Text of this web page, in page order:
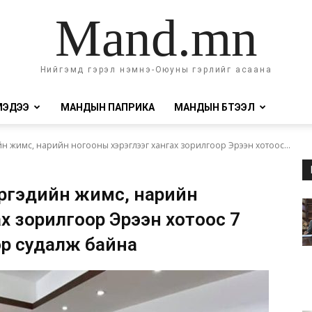
Mand.mn
Нийгэмд гэрэл нэмнэ-Оюуны гэрлийг асаана
МАНДЫН ПАПРИКА МАНДЫН БҮТЭЭЛ
нарийн ногооны хэрэглээг хангах зорилгоор Эрээн хотоос...
жимс, нарийн
зорилгоор Эрээн хотоос 7
судалж байна